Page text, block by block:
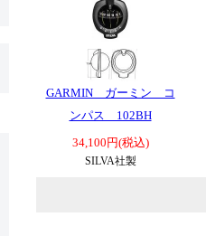
GARMIN ガーミン コ
ンパス 102BH
34,100円(税込)
SILVA社製